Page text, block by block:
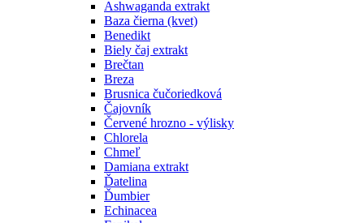
Ashwaganda extrakt
Baza čierna (kvet)
Benedikt
Biely čaj extrakt
Brečtan
Breza
Brusnica čučoriedková
Čajovník
Červené hrozno - výlisky
Chlorela
Chmeľ
Damiana extrakt
Ďatelina
Ďumbier
Echinacea